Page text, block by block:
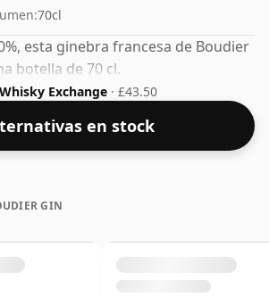
70cl
esta ginebra francesa de Boudier
botella de 70 cl.
Exchange · £43.50
en stock
GIN